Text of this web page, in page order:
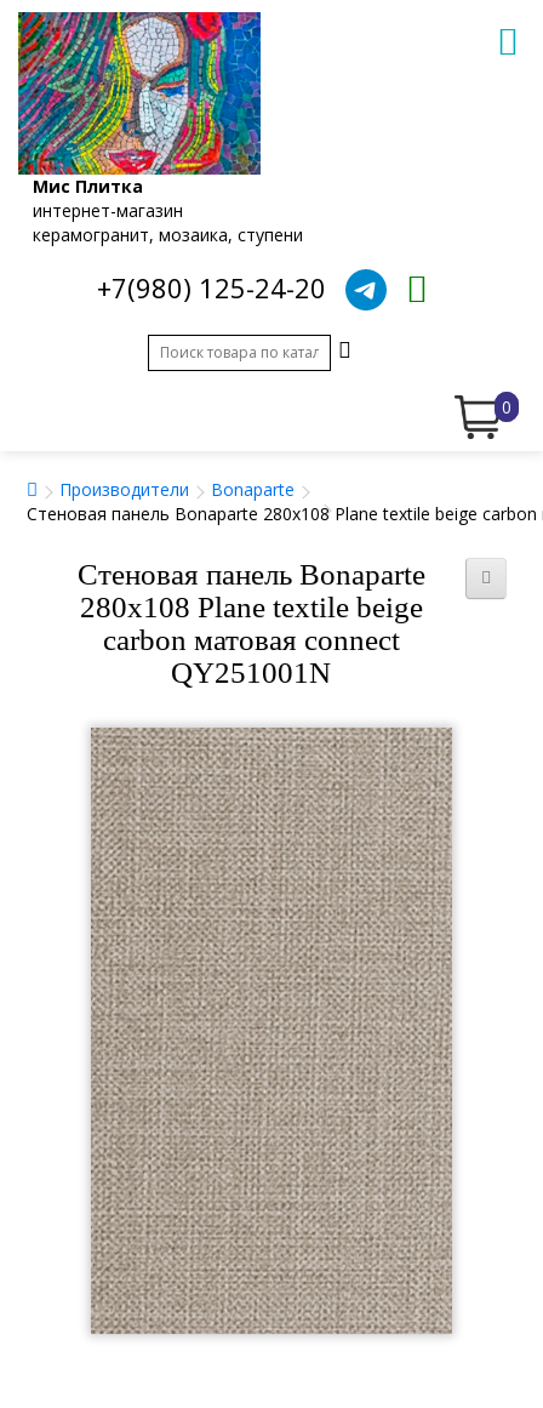
Мис Плитка
интернет-магазин
керамогранит, мозаика, ступени
+7(980) 125-24-20
0
Производители
Bonaparte
Стеновая панель Bonaparte 280x108 Plane textile beige
Стеновая панель Bonaparte
280x108 Plane textile beige
carbon матовая connect
QY251001N